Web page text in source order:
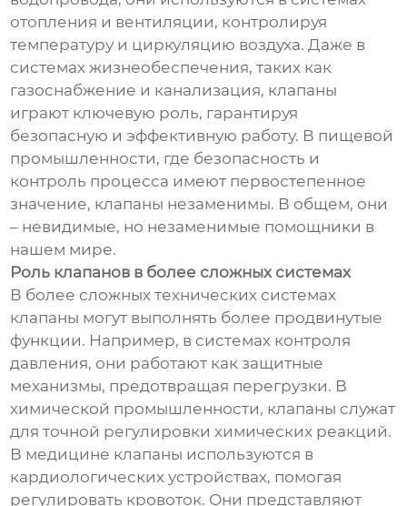
отопления и вентиляции, контролируя
температуру и циркуляцию воздуха. Даже в
системах жизнеобеспечения, таких как
газоснабжение и канализация, клапаны
играют ключевую роль, гарантируя
безопасную и эффективную работу. В пищевой
промышленности, где безопасность и
контроль процесса имеют первостепенное
значение, клапаны незаменимы. В общем, они
– невидимые, но незаменимые помощники в
нашем мире.
Роль клапанов в более сложных системах
В более сложных технических системах
клапаны могут выполнять более продвинутые
функции. Например, в системах контроля
давления, они работают как защитные
механизмы, предотвращая перегрузки. В
химической промышленности, клапаны служат
для точной регулировки химических реакций.
В медицине клапаны используются в
кардиологических устройствах, помогая
регулировать кровоток. Они представляют